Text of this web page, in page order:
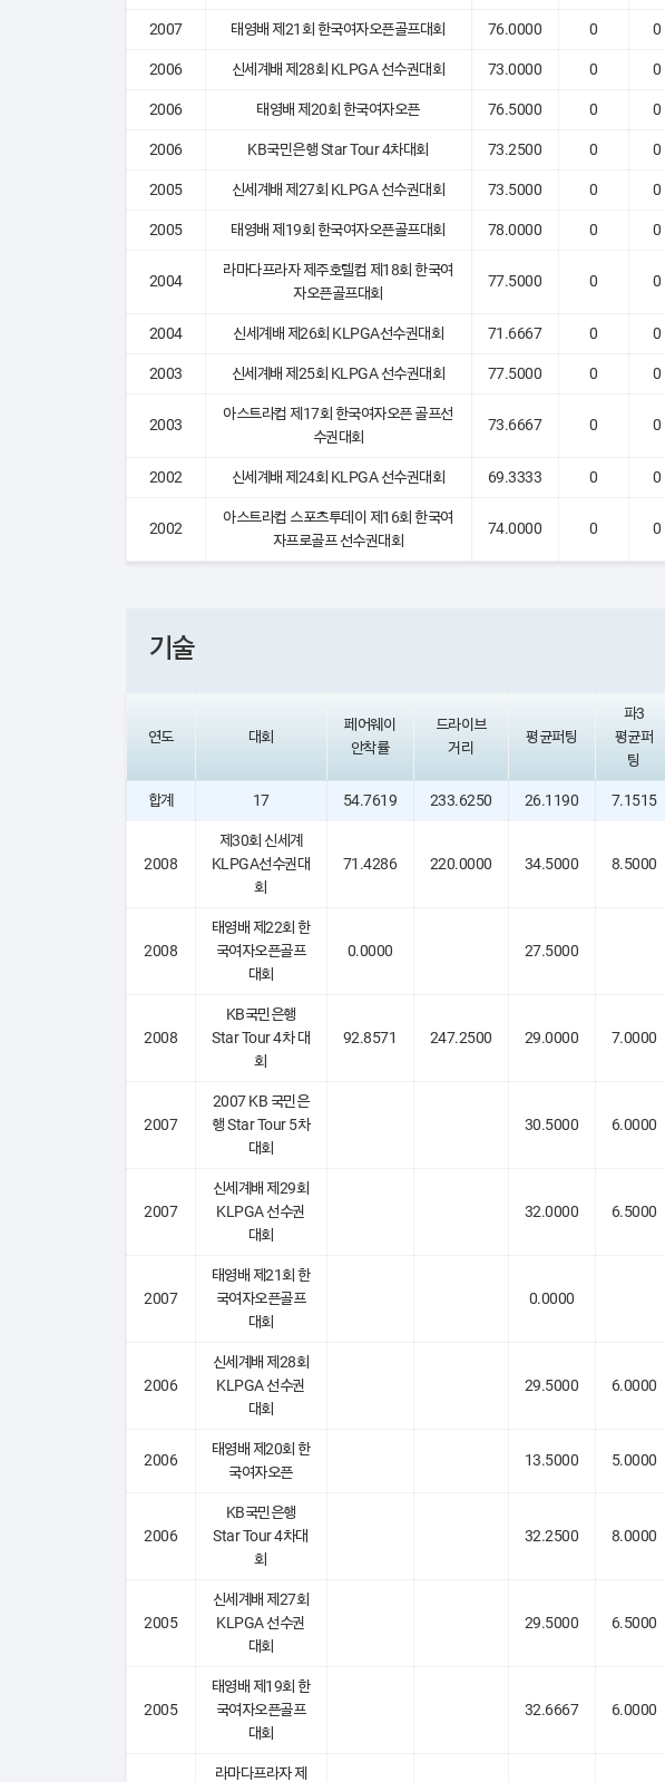
2007 태영배 제21회 한국여자오픈골프대회 76.0000 0 0
2006 신세계배 제28회 KLPGA 선수권대회 73.0000 0 0
2006 태영배 제20회 한국여자오픈 76.5000 0 0
2006 KB국민은행 Star Tour 4차대회 73.2500 0 0
2005 신세계배 제27회 KLPGA 선수권대회 73.5000 0 0
2005 태영배 제19회 한국여자오픈골프대회 78.0000 0 0
2004
라마다프라자 제주호텔컵 제18회 한국여
자오픈골프대회
77.5000 0 0
2004 신세계배 제26회 KLPGA선수권대회 71.6667 0 0
2003 신세계배 제25회 KLPGA 선수권대회 77.5000 0 0
2003
아스트라컵 제17회 한국여자오픈 골프선
수권대회
73.6667 0 0
2002 신세계배 제24회 KLPGA 선수권대회 69.3333 0 0
2002
아스트라컵 스포츠투데이 제16회 한국여
자프로골프 선수권대회
74.0000 0 0
기술
연도 대회
페어웨이
안착률
드라이브
거리
평균퍼팅
파3
평균퍼
팅
합계 17 54.7619 233.6250 26.1190 7.1515
2008
제30회 신세계
KLPGA선수권대
회
71.4286 220.0000 34.5000 8.5000
2008
태영배 제22회 한
국여자오픈골프
대회
0.0000 27.5000
2008
KB국민은행
Star Tour 4차 대
회
92.8571 247.2500 29.0000 7.0000
2007
2007 KB 국민은
행 Star Tour 5차
대회
30.5000 6.0000
2007
신세계배 제29회
KLPGA 선수권
대회
32.0000 6.5000
2007
태영배 제21회 한
국여자오픈골프
대회
0.0000
2006
신세계배 제28회
KLPGA 선수권
대회
29.5000 6.0000
2006
태영배 제20회 한
국여자오픈
13.5000 5.0000
2006
KB국민은행
Star Tour 4차대
회
32.2500 8.0000
2005
신세계배 제27회
KLPGA 선수권
대회
29.5000 6.5000
2005
태영배 제19회 한
국여자오픈골프
대회
32.6667 6.0000
라마다프라자 제